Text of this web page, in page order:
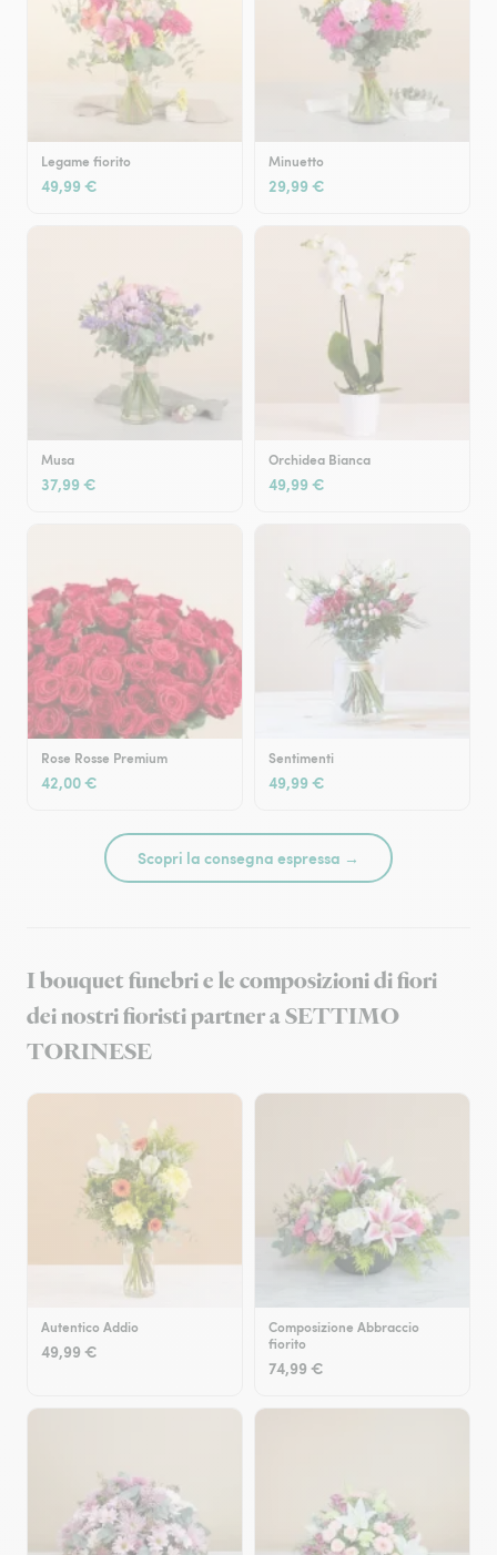
Legame fiorito
49,99 €
Minuetto
29,99 €
Musa
37,99 €
Orchidea Bianca
49,99 €
Rose Rosse Premium
42,00 €
Sentimenti
49,99 €
Scopri la consegna espressa →
I bouquet funebri e le composizioni di fiori
dei nostri fioristi partner a SETTIMO
TORINESE
Autentico Addio
49,99 €
Composizione Abbraccio
fiorito
74,99 €